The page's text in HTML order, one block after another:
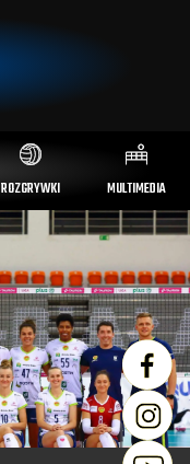
ROZGRYWKI MULTIMEDIA